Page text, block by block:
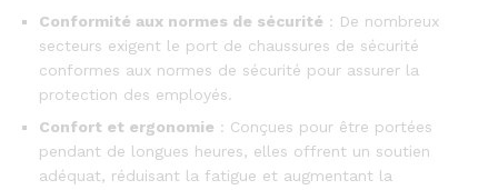
Conformité aux normes de sécurité : De nombreux
secteurs exigent le port de chaussures de sécurité
conformes aux normes de sécurité pour assurer la
protection des employés.
Confort et ergonomie : Conçues pour être portées
pendant de longues heures, elles offrent un soutien
adéquat, réduisant la fatigue et augmentant la